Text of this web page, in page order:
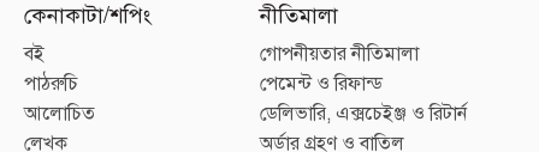
কেনাকাটা/শপিং
বই
পাঠরুচি
আলোচিত
লেখক
নীতিমালা
গোপনীয়তার নীতিমালা
পেমেন্ট ও রিফান্ড
ডেলিভারি, এক্সচেইঞ্জ ও রিটার্ন
অর্ডার গ্রহণ ও বাতিল